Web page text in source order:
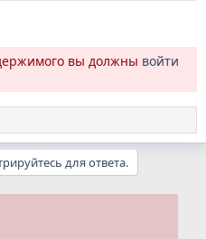
вы должны войти
для ответа.